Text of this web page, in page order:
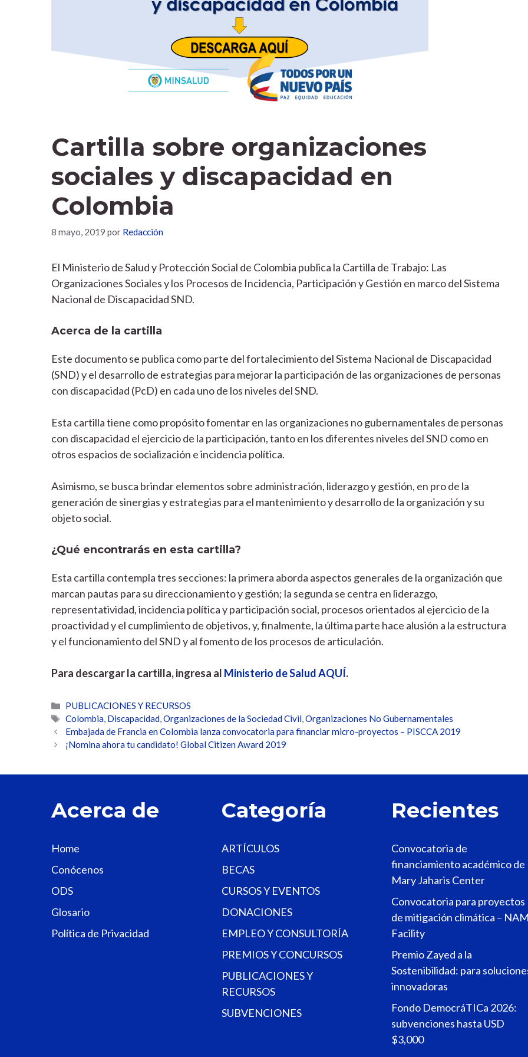
Cartilla sobre organizaciones
sociales y discapacidad en
Colombia
8 mayo, 2019 por Redacción
El Ministerio de Salud y Protección Social de Colombia publica la Cartilla de Trabajo: Las
Organizaciones Sociales y los Procesos de Incidencia, Participación y Gestión en marco del Sistema
Nacional de Discapacidad SND.
Acerca de la cartilla
Este documento se publica como parte del fortalecimiento del Sistema Nacional de Discapacidad
(SND) y el desarrollo de estrategias para mejorar la participación de las organizaciones de personas
con discapacidad (PcD) en cada uno de los niveles del SND.
Esta cartilla tiene como propósito fomentar en las organizaciones no gubernamentales de personas
con discapacidad el ejercicio de la participación, tanto en los diferentes niveles del SND como en
otros espacios de socialización e incidencia política.
Asimismo, se busca brindar elementos sobre administración, liderazgo y gestión, en pro de la
generación de sinergias y estrategias para el mantenimiento y desarrollo de la organización y su
objeto social.
¿Qué encontrarás en esta cartilla?
Esta cartilla contempla tres secciones: la primera aborda aspectos generales de la organización que
marcan pautas para su direccionamiento y gestión; la segunda se centra en liderazgo,
representatividad, incidencia política y participación social, procesos orientados al ejercicio de la
proactividad y el cumplimiento de objetivos, y, finalmente, la última parte hace alusión a la estructura
y el funcionamiento del SND y al fomento de los procesos de articulación.
Para descargar la cartilla, ingresa al Ministerio de Salud AQUÍ.
Categorías
PUBLICACIONES Y RECURSOS
Etiquetas
Colombia, Discapacidad,Organizaciones de la Sociedad Civil,Organizaciones No Gubernamentales
Embajada de Francia en Colombia lanza convocatoria para financiar micro-proyectos – PISCCA 2019
¡Nomina ahora tu candidato! Global Citizen Award 2019
Acerca de
Home
Conócenos
ODS
Glosario
Política de Privacidad
Categoría
ARTÍCULOS
BECAS
CURSOS Y EVENTOS
DONACIONES
EMPLEO Y CONSULTORÍA
PREMIOS Y CONCURSOS
PUBLICACIONES Y
RECURSOS
SUBVENCIONES
Recientes
Convocatoria de
financiamiento académico de
Mary Jaharis Center
Convocatoria para proyectos
de mitigación climática –
Facility
Premio Zayed a la
Sostenibilidad: para
innovadoras
Fondo DemocráTICa 2026:
subvenciones hasta USD
$3,000